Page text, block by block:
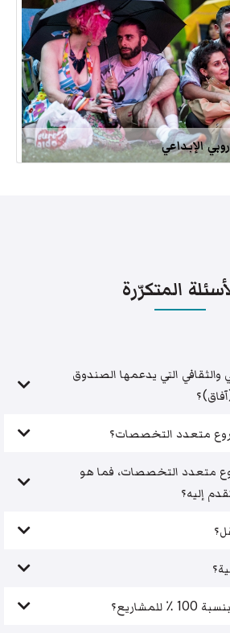
الإبداعي
المتكرّرة
والثقافي التي يدعمها الصندوق
متعدد التخصصات؟
متعدد التخصصات، فما هو
إليه؟